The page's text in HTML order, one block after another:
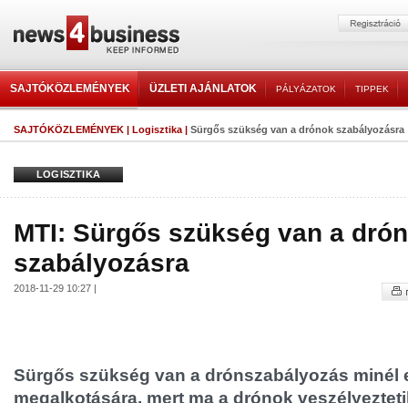
SAJTÓKÖZLEMÉNYEK ÜZLETI AJÁNLATOK PÁLYÁZATOK TIPPEK
SAJTÓKÖZLEMÉNYEK | Logisztika | Sürgős szükség van a drónok szabályozásra
LOGISZTIKA
MTI: Sürgős szükség van a
szabályozásra
2018-11-29 10:27 |
Sürgős szükség van a drónszabályozás minél
megalkotására, mert ma a drónok